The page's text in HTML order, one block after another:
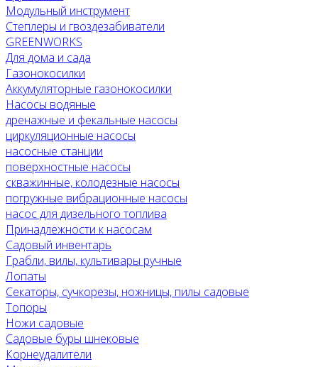
Модульный инструмент
Степлеры и гвоздезабиватели
GREENWORKS
Для дома и сада
Газонокосилки
Аккумуляторные газонокосилки
Насосы водяные
дренажные и фекальные насосы
циркуляционные насосы
насосные станции
поверхностные насосы
скважинные, колодезные насосы
погружные вибрационные насосы
насос для дизельного топлива
Принадлежности к насосам
Садовый инвентарь
Грабли, вилы, культивары ручные
Лопаты
Секаторы, сучкорезы, ножницы, пилы садовые
Топоры
Ножи садовые
Садовые буры шнековые
Корнеудалители